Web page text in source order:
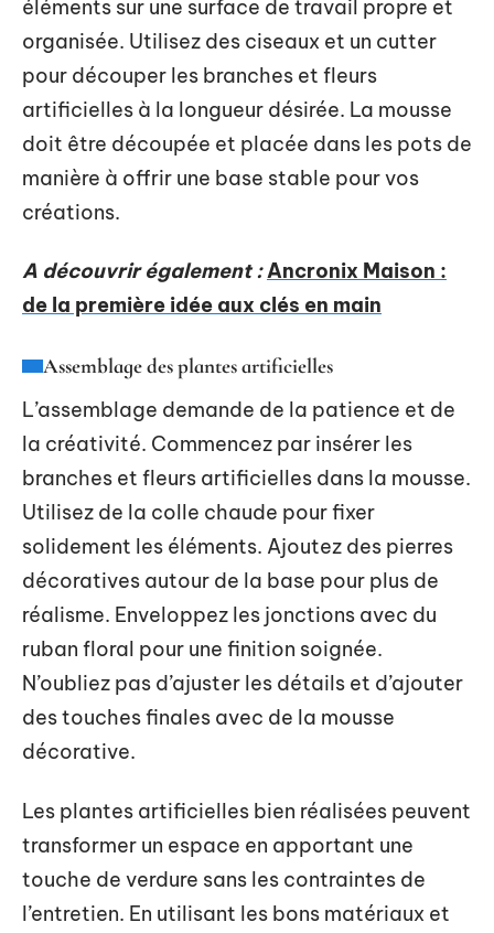
éléments sur une surface de travail propre et
organisée. Utilisez des ciseaux et un cutter
pour découper les branches et fleurs
artificielles à la longueur désirée. La mousse
doit être découpée et placée dans les pots de
manière à offrir une base stable pour vos
créations.
A découvrir également :Ancronix Maison :
de la première idée aux clés en main
Assemblage des plantes artificielles
L’assemblage demande de la patience et de
la créativité. Commencez par insérer les
branches et fleurs artificielles dans la mousse.
Utilisez de la colle chaude pour fixer
solidement les éléments. Ajoutez des pierres
décoratives autour de la base pour plus de
réalisme. Enveloppez les jonctions avec du
ruban floral pour une finition soignée.
N’oubliez pas d’ajuster les détails et d’ajouter
des touches finales avec de la mousse
décorative.
Les plantes artificielles bien réalisées peuvent
transformer un espace en apportant une
touche de verdure sans les contraintes de
l’entretien. En utilisant les bons matériaux et